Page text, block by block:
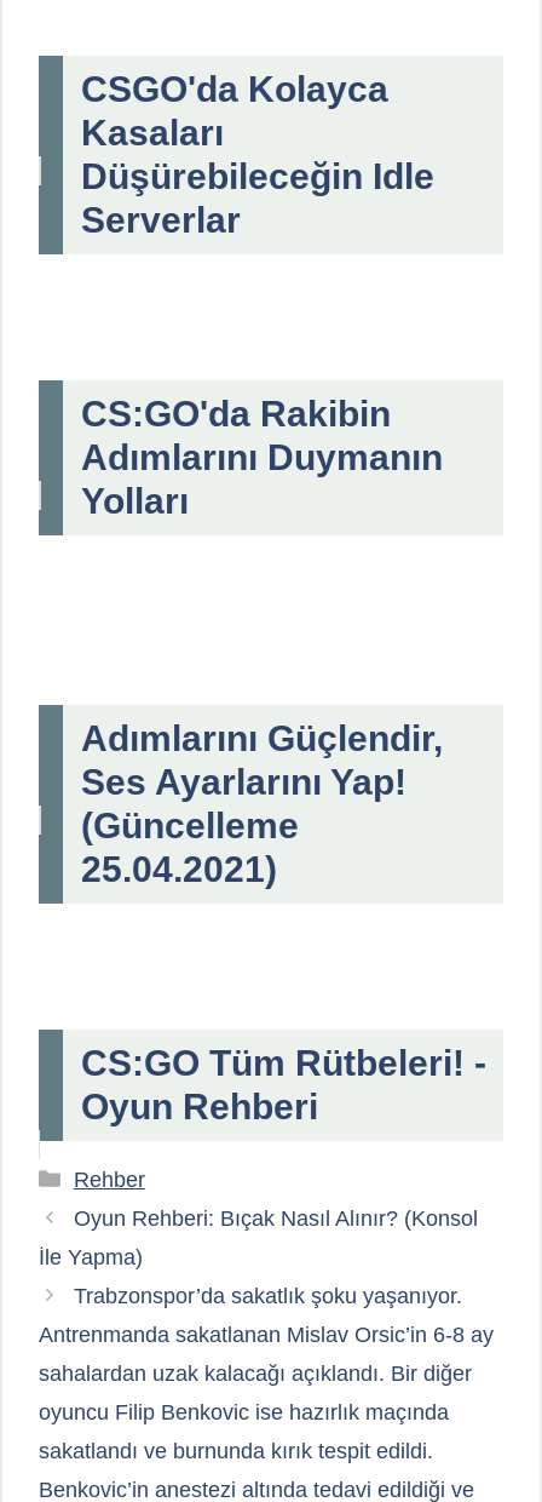
CSGO'da Kolayca
Kasaları
Düşürebileceğin Idle
Serverlar
CS:GO'da Rakibin
Adımlarını Duymanın
Yolları
Adımlarını Güçlendir,
Ses Ayarlarını Yap!
(Güncelleme
25.04.2021)
CS:GO Tüm Rütbeleri! -
Oyun Rehberi
Kategoriler
Rehber
Oyun Rehberi: Bıçak Nasıl Alınır? (Konsol
İle Yapma)
Trabzonspor’da sakatlık şoku yaşanıyor.
Antrenmanda sakatlanan Mislav Orsic’in 6-8 ay
sahalardan uzak kalacağı açıklandı. Bir diğer
oyuncu Filip Benkovic ise hazırlık maçında
sakatlandı ve burnunda kırık tespit edildi.
Benkovic’in anestezi altında tedavi edildiği ve